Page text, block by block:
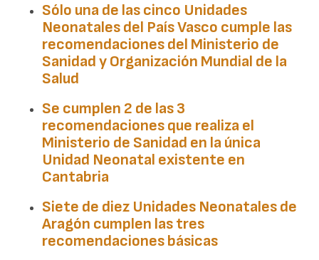
Sólo una de las cinco Unidades
Neonatales del País Vasco cumple las
recomendaciones del Ministerio de
Sanidad y Organización Mundial de la
Salud
Se cumplen 2 de las 3
recomendaciones que realiza el
Ministerio de Sanidad en la única
Unidad Neonatal existente en
Cantabria
Siete de diez Unidades Neonatales de
Aragón cumplen las tres
recomendaciones básicas